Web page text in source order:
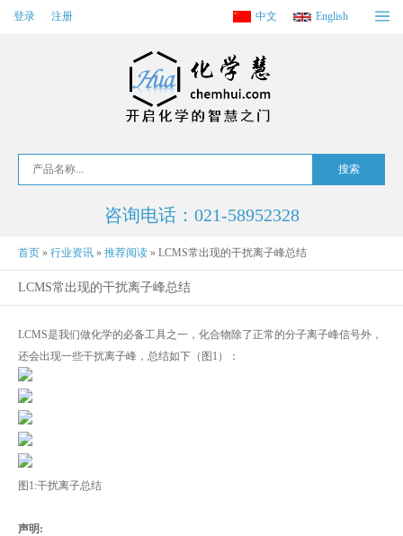
登录 注册 中文 English
咨询电话：021-58952328
首页 » 行业资讯 » 推荐阅读 » LCMS常出现的干扰离子峰总结
LCMS常出现的干扰离子峰总结
LCMS是我们做化学的必备工具之一，化合物除了正常的分子离子峰信号外，
还会出现一些干扰离子峰，总结如下（图1）：
图1:干扰离子总结
声明: